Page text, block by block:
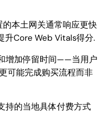
的本土网关通常响应更快
升Core Web Vitals得分.
增加停留时间——当用户
可能完成购买流程而非
持的当地具体付费方式